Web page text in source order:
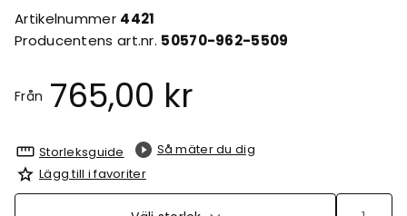
Artikelnummer 4421
Producentens art.nr. 50570-962-5509
Från 765,00 kr
Storleksguide
Så mäter du dig
Lägg till i favoriter